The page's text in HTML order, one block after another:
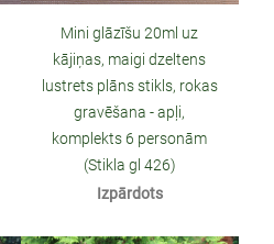
Mini glāzīšu 20ml uz
kājiņas, maigi dzeltens
lustrets plāns stikls, rokas
gravēšana - apļi,
komplekts 6 personām
(Stikla gl 426)
Izpārdots